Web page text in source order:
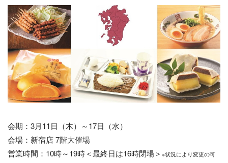
会期：3月11日（木）～17日（水）
会場：新宿店 7階大催場
営業時間：10時～19時＜最終日は16時閉場＞ ※状況により変更の可